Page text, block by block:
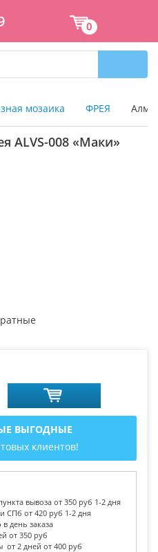
0
мозаика ФРЕЯ
ALVS-008 «Маки»
ВЫГОДНЫЕ
клиентов!
вывоза от 350 руб 1-2 дня
СПб от 420 руб 1-2 дня
день заказа
от 350 руб
от 2 дней от 400 руб